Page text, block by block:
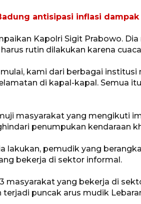
antisipasi inflasi
Kapolri Sigit Prabowo.
rutin dilakukan karena
kami dari berbagai
di kapal-kapal. Semua
masyarakat yang mengikuti
penumpukan kendaraan
lakukan, pemudik yang
bekerja di sektor informal.
masyarakat yang bekerja di
puncak arus mudik